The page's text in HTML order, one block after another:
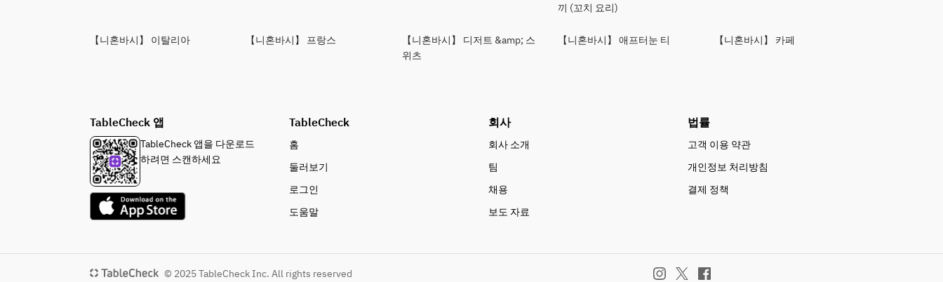
끼 (꼬치 요리)
【니혼바시】 이탈리아 【니혼바시】 프랑스
【니혼바시】 디저트 &amp; 스
위츠
【니혼바시】 애프터눈 티 【니혼바시】 카페
TableCheck 앱
TableCheck 앱을 다운로드
하려면 스캔하세요
TableCheck
홈
둘러보기
로그인
도움말
회사
회사 소개
팀
채용
보도 자료
법률
고객 이용 약관
개인정보 처리방침
결제 정책
© 2025 TableCheck Inc. All rights reserved